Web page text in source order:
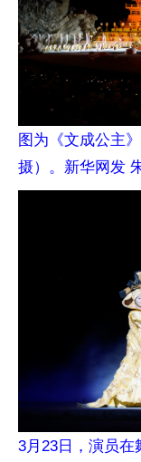
图为《文成公主
摄）。新华网发
3月23日，演员